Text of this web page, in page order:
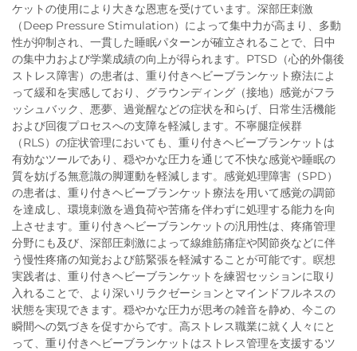
ケットの使用により大きな恩恵を受けています。深部圧刺激
（Deep Pressure Stimulation）によって集中力が高まり、多動
性が抑制され、一貫した睡眠パターンが確立されることで、日中
の集中力および学業成績の向上が得られます。PTSD（心的外傷後
ストレス障害）の患者は、重り付きヘビーブランケット療法によ
って緩和を実感しており、グラウンディング（接地）感覚がフラ
ッシュバック、悪夢、過覚醒などの症状を和らげ、日常生活機能
および回復プロセスへの支障を軽減します。不寧腿症候群
（RLS）の症状管理においても、重り付きヘビーブランケットは
有効なツールであり、穏やかな圧力を通じて不快な感覚や睡眠の
質を妨げる無意識の脚運動を軽減します。感覚処理障害（SPD）
の患者は、重り付きヘビーブランケット療法を用いて感覚の調節
を達成し、環境刺激を過負荷や苦痛を伴わずに処理する能力を向
上させます。重り付きヘビーブランケットの汎用性は、疼痛管理
分野にも及び、深部圧刺激によって線維筋痛症や関節炎などに伴
う慢性疼痛の知覚および筋緊張を軽減することが可能です。瞑想
実践者は、重り付きヘビーブランケットを練習セッションに取り
入れることで、より深いリラクゼーションとマインドフルネスの
状態を実現できます。穏やかな圧力が思考の雑音を静め、今この
瞬間への気づきを促すからです。高ストレス職業に就く人々にと
って、重り付きヘビーブランケットはストレス管理を支援するツ